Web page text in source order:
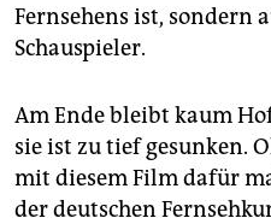
Fernsehens ist, sondern
Schauspieler.
Am Ende bleibt kaum
sie ist zu tief gesunken.
mit diesem Film dafür
der deutschen